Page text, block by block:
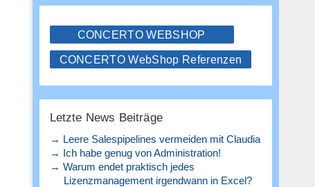
CONCERTO WEBSHOP
CONCERTO WebShop Referenzen
Letzte News Beiträge
→ Leere Salespipelines vermeiden mit Claudia
→ Ich habe genug von Administration!
→ Warum endet praktisch jedes
Lizenzmanagement irgendwann in Excel?